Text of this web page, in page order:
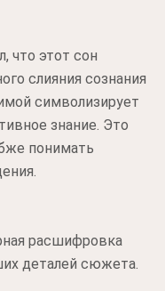
что этот сон
слияния сознания
символизирует
знание. Это
понимать
расшифровка
деталей сюжета.